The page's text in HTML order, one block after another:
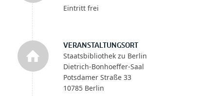
Eintritt frei
VERANSTALTUNGSORT
Staatsbibliothek zu Berlin
Dietrich-Bonhoeffer-Saal
Potsdamer Straße 33
10785 Berlin